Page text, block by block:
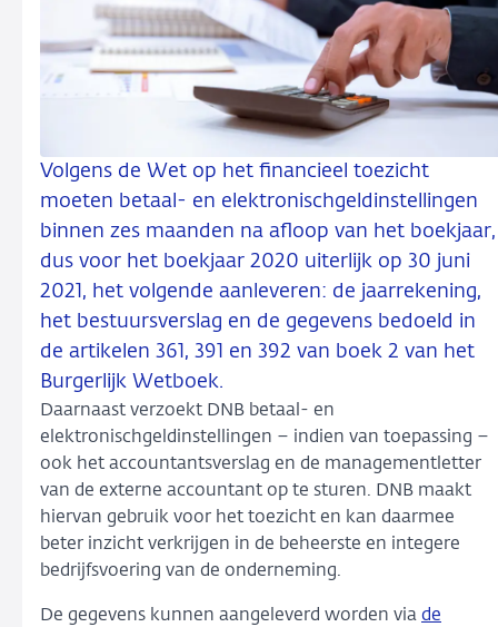
Volgens de Wet op het financieel toezicht
moeten betaal- en elektronischgeldinstellingen
binnen zes maanden na afloop van het boekjaar,
dus voor het boekjaar 2020 uiterlijk op 30 juni
2021, het volgende aanleveren: de jaarrekening,
het bestuursverslag en de gegevens bedoeld in
de artikelen 361, 391 en 392 van boek 2 van het
Burgerlijk Wetboek.
Daarnaast verzoekt DNB betaal- en
elektronischgeldinstellingen – indien van toepassing –
ook het accountantsverslag en de managementletter
van de externe accountant op te sturen. DNB maakt
hiervan gebruik voor het toezicht en kan daarmee
beter inzicht verkrijgen in de beheerste en integere
bedrijfsvoering van de onderneming.
De gegevens kunnen aangeleverd worden via de